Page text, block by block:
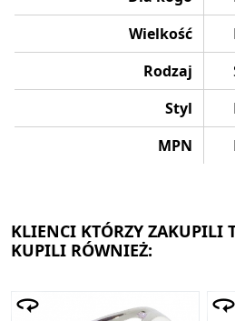
Wielkość
Rodzaj
Styl
MPN
KLIENCI KTÓRZY ZAKUPILI
KUPILI RÓWNIEŻ: